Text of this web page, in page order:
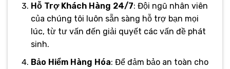
Hỗ Trợ Khách Hàng 24/7: Đội ngũ nhân viên
của chúng tôi luôn sẵn sàng hỗ trợ bạn mọi
lúc, từ tư vấn đến giải quyết các vấn đề phát
sinh.
Bảo Hiểm Hàng Hóa: Để đảm bảo an toàn cho